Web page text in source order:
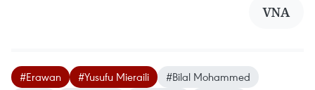
VNA
#Erawan #Yusufu Mieraili
#Bilal Mohammed